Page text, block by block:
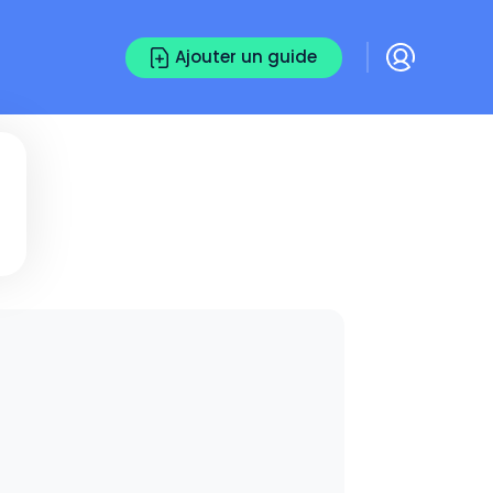
Ajouter un guide